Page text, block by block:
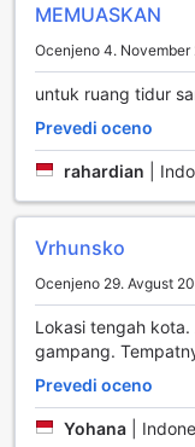
MEMUASKAN
Ocenjeno 4. November
untuk ruang tidur
Prevedi oceno
rahardian
Vrhunsko
Ocenjeno 29. Avgust
Lokasi tengah
gampang.
Prevedi oceno
Yohana